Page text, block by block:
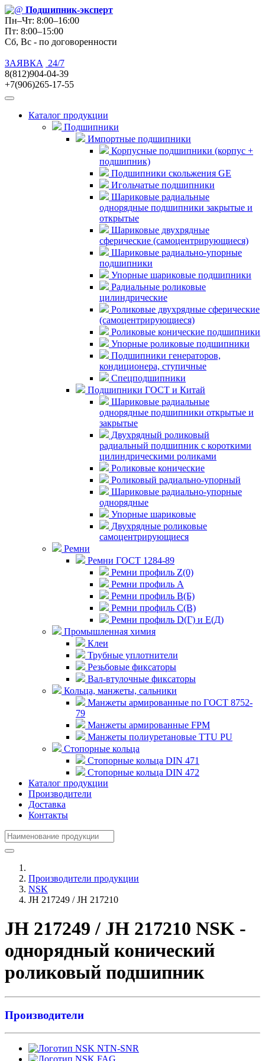
Подшипник-эксперт
Пн–Чт: 8:00–16:00
Пт: 8:00–15:00
Сб, Вс - по договоренности
ЗАЯВКА
24/7
8(812)904-04-39
+7(906)265-17-55
Каталог продукции
Подшипники
Импортные подшипники
Корпусные подшипники (корпус +
подшипник)
Подшипники скольжения GE
Игольчатые подшипники
Шариковые радиальные
однорядные подшипники закрытые и
открытые
Шариковые двухрядные
сферические (самоцентрирующиеся)
Шариковые радиально-упорные
подшипники
Упорные шариковые подшипники
Радиальные роликовые
цилиндрические
Роликовые двухрядные сферические
(самоцентрирующиеся)
Роликовые конические подшипники
Упорные роликовые подшипники
Подшипники генераторов,
кондиционера, ступичные
Спецподшипники
Подшипники ГОСТ и Китай
Шариковые радиальные
однорядные подшипники открытые и
закрытые
Двухрядный роликовый
радиальный подшипник с короткими
цилиндрическими роликами
Роликовые конические
Роликовый радиально-упорный
Шариковые радиально-упорные
однорядные
Упорные шариковые
Двухрядные роликовые
самоцентрирующиеся
Ремни
Ремни ГОСТ 1284-89
Ремни профиль Z(0)
Ремни профиль А
Ремни профиль В(Б)
Ремни профиль С(В)
Ремни профиль D(Г) и E(Д)
Промышленная химия
Клеи
Трубные уплотнители
Резьбовые фиксаторы
Вал-втулочные фиксаторы
Кольца, манжеты, сальники
Манжеты армированные по ГОСТ 8752-
79
Манжеты армированные FPM
Манжеты полиуретановые TTU PU
Стопорные кольца
Стопорные кольца DIN 471
Стопорные кольца DIN 472
Каталог продукции
Производители
Доставка
Контакты
Производители продукции
NSK
JH 217249 / JH 217210
JH 217249 / JH 217210 NSK -
однорядный конический
роликовый подшипник
Производители
NTN-SNR